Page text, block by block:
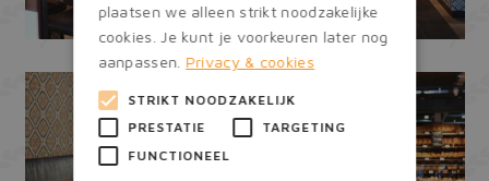
plaatsen we alleen strikt noodzakelijke
cookies. Je kunt je voorkeuren later nog
aanpassen. Privacy & cookies
STRIKT NOODZAKELIJK
PRESTATIE
TARGETING
FUNCTIONEEL